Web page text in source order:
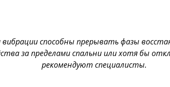
вибрации способны прерывать фазы
за пределами спальни или хотя бы
рекомендуют специалисты.